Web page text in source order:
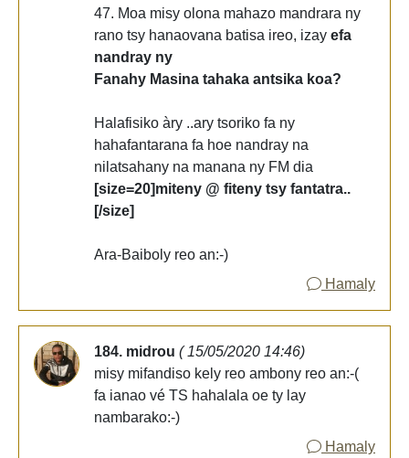
47. Moa misy olona mahazo mandrara ny
rano tsy hanaovana batisa ireo, izay efa
nandray ny
Fanahy Masina tahaka antsika koa?
Halafisiko àry ..ary tsoriko fa ny
hahafantarana fa hoe nandray na
nilatsahany na manana ny FM dia
[size=20]miteny @ fiteny tsy fantatra..
[/size]
Ara-Baiboly reo an:-)
Hamaly
184. midrou ( 15/05/2020 14:46)
misy mifandiso kely reo ambony reo an:-(
fa ianao vé TS hahalala oe ty lay
nambarako:-)
Hamaly